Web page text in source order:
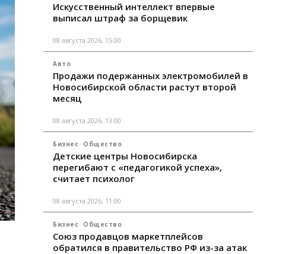
Искусственный интеллект впервые
выписал штраф за борщевик
08 августа 2026, 15:00
Авто
Продажи подержанных электромобилей в
Новосибирской области растут второй
месяц
08 августа 2026, 13:00
Бизнес Общество
Детские центры Новосибирска
перегибают с «педагогикой успеха»,
считает психолог
08 августа 2026, 11:00
Бизнес Общество
Союз продавцов маркетплейсов
обратился в правительство РФ из-за атак